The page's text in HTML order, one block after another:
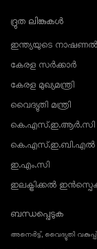
ദ്രുത ലിങ്കുകൾ
ഇന്ത്യയുടെ നാഷണൽ
കേരള സർക്കാർ
കേരള മുഖ്യമന്ത്രി
വൈദ്യുതി മന്ത്രി
കെ.എസ്.ഇ.ആർ.സി
കെ.എസ്.ഇ.ബി.എൽ
ഇ.എം.സി
ഇലക്ട്രിക്കൽ
ബന്ധപ്പെടുക
അനെർട്ട്, വൈദ്യുതി